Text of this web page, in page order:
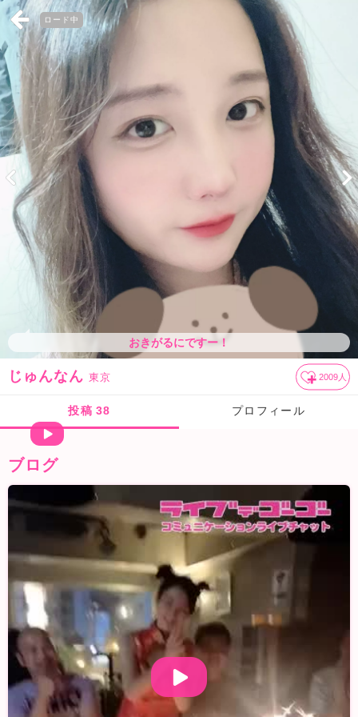
ロード中
おきがるにですー！
じゅんなん 東京 2009 人
投稿 38 プロフィール
ブログ